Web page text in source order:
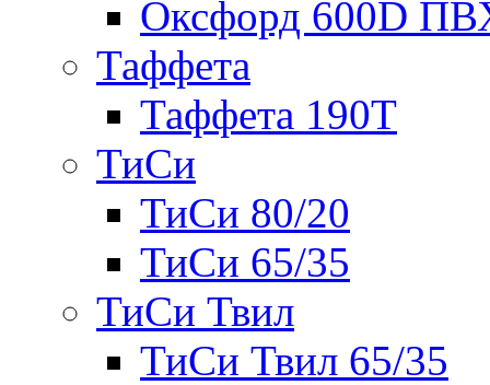
Оксфорд 600D
Таффета
Таффета 190T
ТиСи
ТиСи 80/20
ТиСи 65/35
ТиСи Твил
ТиСи Твил 65/35